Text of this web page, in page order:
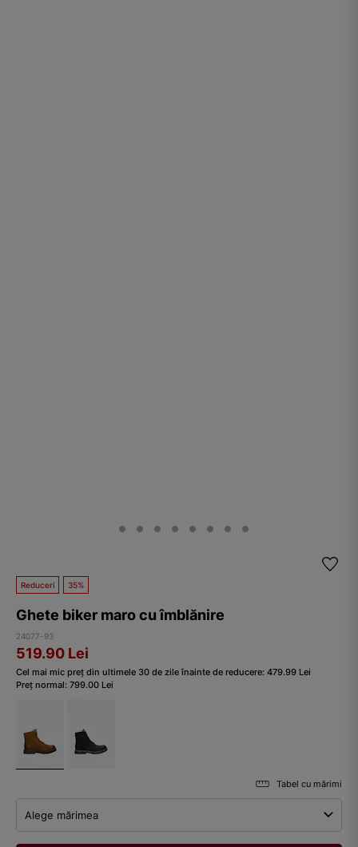
Reduceri 35%
Ghete biker maro cu îmblănire
24077-93
519.90 Lei
Cel mai mic preț din ultimele 30 de zile înainte de reducere: 479.99 Lei
Preț normal: 799.00 Lei
Tabel cu mărimi
Alege mărimea